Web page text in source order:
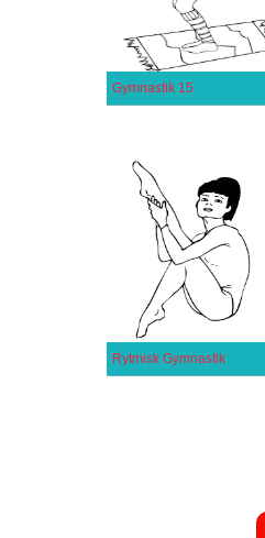
Gymnastik 15
Rytmisk Gymnastik